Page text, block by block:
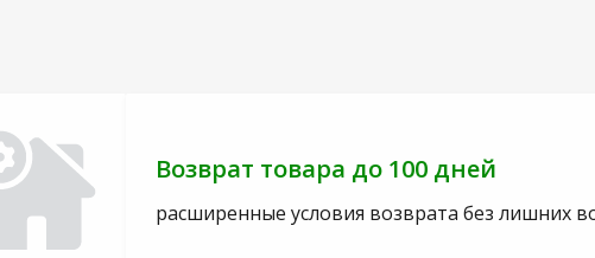
Возврат товара до 100 дней
расширенные условия возврата без лишних